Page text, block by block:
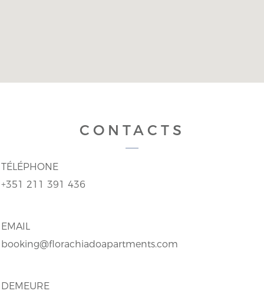
CONTACTS
TÉLÉPHONE
+351 211 391 436
EMAIL
booking@florachiadoapartments.com
DEMEURE